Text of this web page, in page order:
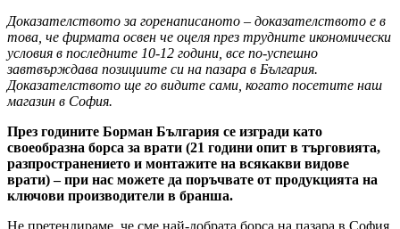
Доказателството за горенаписаното – доказателството е в
това, че фирмата освен че оцеля през трудните икономически
условия в последните 10-12 години, все по-успешно
завтвърждава позициите си на пазара в България.
Доказателството ще го видите сами, когато посетите наш
магазин в София.
През годините Борман България се изгради като
своеобразна борса за врати (21 години опит в търговията,
разпространението и монтажите на всякакви видове
врати) – при нас можете да поръчвате от продукцията на
ключови производители в бранша.